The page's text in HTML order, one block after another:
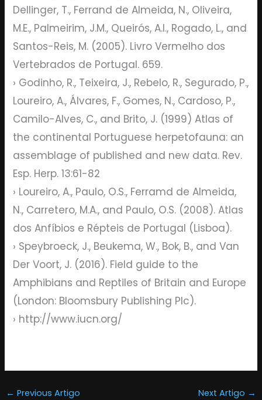
Dellinger, T., Ferrand de Almeida, N., Oliveira,
M.E., Palmeirim, J.M., Queirós, A.I., Rogado, L., and
Santos-Reis, M. (2005). Livro Vermelho dos
Vertebrados de Portugal. 659.
› Godinho, R., Teixeira, J., Rebelo, R., Segurado, P.,
Loureiro, A., Álvares, F., Gomes, N., Cardoso, P.,
Camilo-Alves, C., and Brito, J. (1999) Atlas of
the continental Portuguese herpetofauna: an
assemblage of published and new data. Rev.
Esp. Herp. 13:61-82
› Loureiro, A., Paulo, O.S., Ferramd de Almeida,
N., Carretero, M.A., and Paulo, O.S. (2008). Atlas
dos Anfíbios e Répteis de Portugal (Lisboa).
› Speybroeck, J., Beukema, W., Bok, B., and Van
Der Voort, J. (2016). Field guide to the
Amphibians and Reptiles of Britain and Europe
(London: Bloomsbury Publishing Plc).
› http://www.iucn.org/
← Previous Artigo Next Artigo →